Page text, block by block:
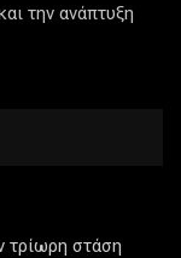
την ανάπτυξη
τρίωρη στάση